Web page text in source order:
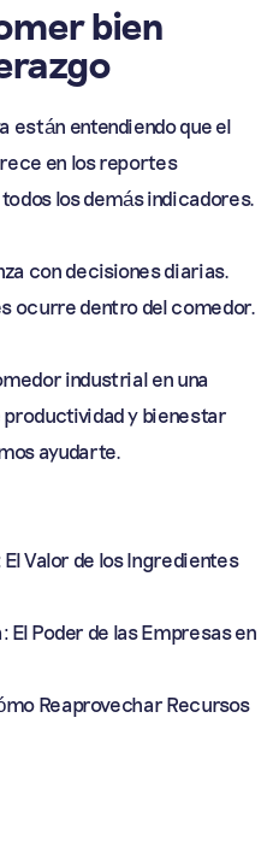
bien
están entendiendo que el
en los reportes
los demás indicadores.
con decisiones diarias.
ocurre dentro del comedor.
industrial en una
y bienestar
ayudarte.
Valor de los Ingredientes
Poder de las Empresas en
Reaprovechar Recursos